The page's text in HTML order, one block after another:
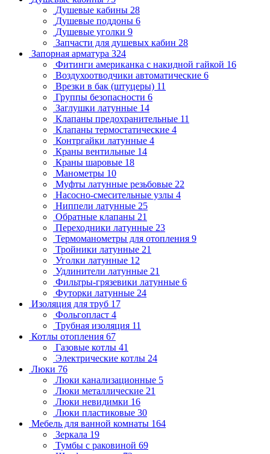
Душевые кабины 28
Душевые поддоны 6
Душевые уголки 9
Запчасти для душевых кабин 28
Запорная арматура 324
Фитинги американка с накидной гайкой 16
Воздухоотводчики автоматические 6
Врезки в бак (штуцеры) 11
Группы безопасности 6
Заглушки латунные 14
Клапаны предохранительные 11
Клапаны термостатические 4
Контргайки латунные 4
Краны вентильные 14
Краны шаровые 18
Манометры 10
Муфты латунные резьбовые 22
Насосно-смесительные узлы 4
Ниппели латунные 25
Обратные клапаны 21
Переходники латунные 23
Термоманометры для отопления 9
Тройники латунные 21
Уголки латунные 12
Удлинители латунные 21
Фильтры-грязевики латунные 6
Футорки латунные 24
Изоляция для труб 17
Фольгопласт 4
Трубная изоляция 11
Котлы отопления 67
Газовые котлы 41
Электрические котлы 24
Люки 76
Люки канализационные 5
Люки металлические 21
Люки невидимки 16
Люки пластиковые 30
Мебель для ванной комнаты 164
Зеркала 19
Тумбы с раковиной 69